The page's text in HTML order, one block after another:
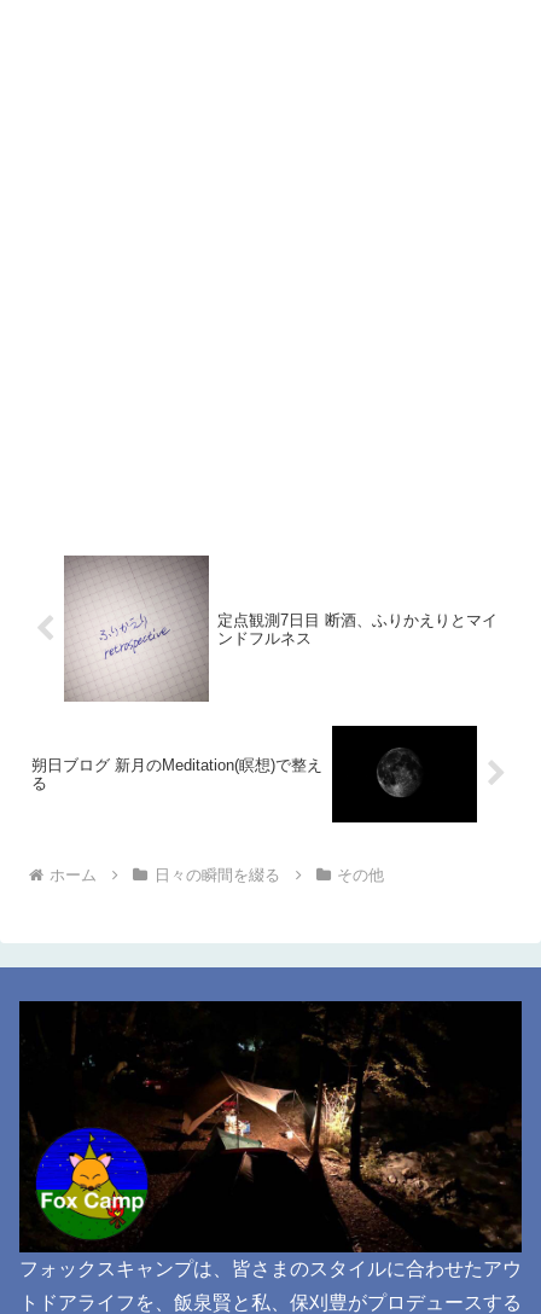
定点観測7日目 断酒、ふりかえりとマイ
ンドフルネス
朔日ブログ 新月のMeditation(瞑想)で整え
る
ホーム 日々の瞬間を綴る その他
フォックスキャンプは、皆さまのスタイルに合わせたアウ
トドアライフを、飯泉賢と私、保刈豊がプロデュースする